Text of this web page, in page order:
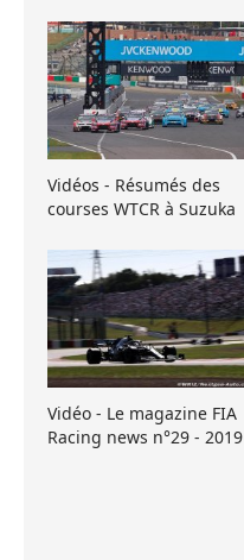
Vidéos - Résumés des
courses WTCR à Suzuka
Vidéo - Le magazine FIA
Racing news n°29 - 2019